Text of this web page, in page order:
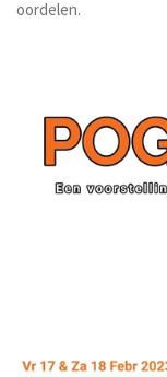
oordelen.